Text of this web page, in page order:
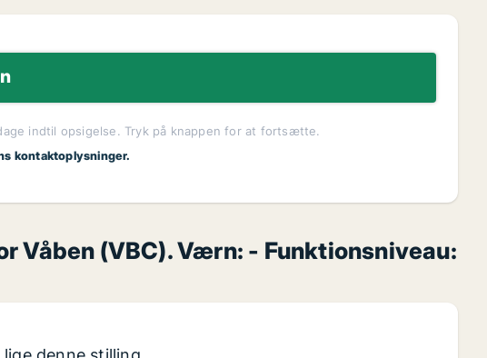
indtil opsigelse. Tryk på knappen for at fortsætte.
kontaktoplysninger.
(VBC). Værn: - Funktionsniveau: